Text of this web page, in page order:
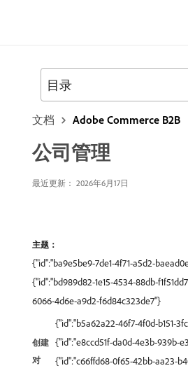
文档 Adobe Commerce B2B
公司管理
最近更新： 2026年6月17日
主题：
{"id":"ba9e5be9-7de1-4f71-a5d2-
{"id":"bd989d82-1e15-4534-88db-
6066-4d6e-a9d2-f6d84c323de7"}
创建
对
{"id":"b5a62a22-46f7-4f0d-b151-
{"id":"e8ccd51f-da0d-4e3b-939b-
{"id":"c66ffd68-0f65-42bb-aa23-
目录